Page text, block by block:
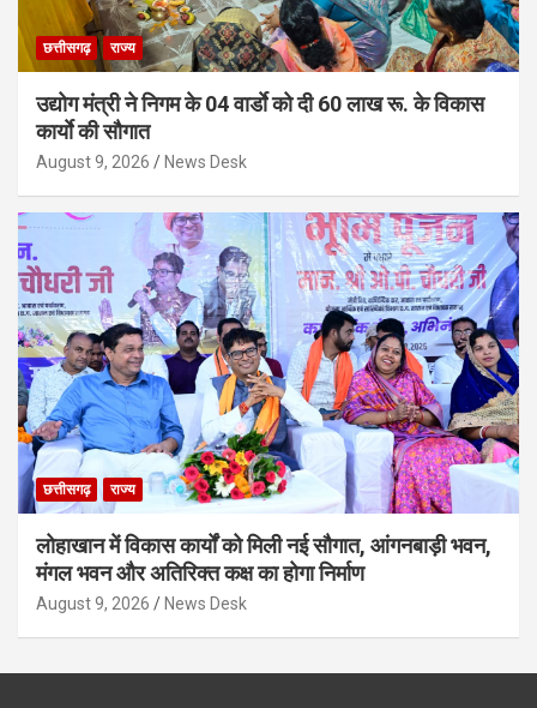
छत्तीसगढ़ राज्य
उद्योग मंत्री ने निगम के 04 वार्डाे को दी 60 लाख रू. के विकास
कार्याे की सौगात
August 9, 2026 News Desk
छत्तीसगढ़ राज्य
लोहाखान में विकास कार्यों को मिली नई सौगात, आंगनबाड़ी भवन,
मंगल भवन और अतिरिक्त कक्ष का होगा निर्माण
August 9, 2026 News Desk